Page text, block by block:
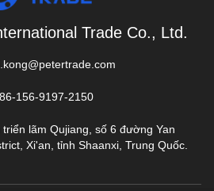
Trade Co., Ltd.
156-9197-2150
lãm Qujiang, số 6 đường Yan
Xi'an, tỉnh Shaanxi, Trung Quốc.